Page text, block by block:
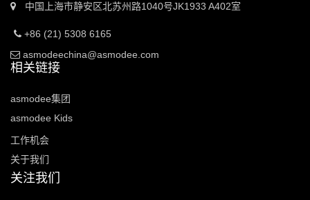
中国上海市静安区北苏州路1040号JK1933 A402室
+86 (21) 5308 6165
asmodeechina@asmodee.com
相关链接
asmodee集团
asmodee Kids
工作机会
关于我们
关注我们